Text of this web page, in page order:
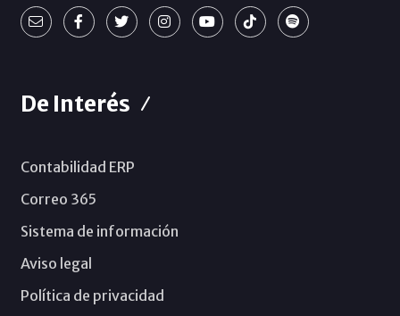
De Interés
Contabilidad ERP
Correo 365
Sistema de información
Aviso legal
Política de privacidad